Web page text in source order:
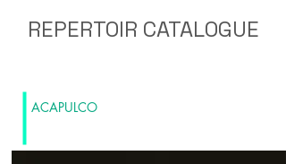
REPERTOIR CATALOGUE
ACAPULCO